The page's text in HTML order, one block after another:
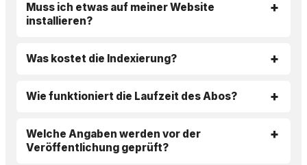
Muss ich etwas auf meiner Website
installieren?
Was kostet die Indexierung?
Wie funktioniert die Laufzeit des Abos?
Welche Angaben werden vor der
Veröffentlichung geprüft?